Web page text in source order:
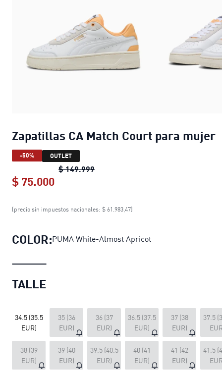
Zapatillas CA Match Court para mujer
-50% OUTLET
$ 149.999Zapatillas CA Match Court para
$ 75.000
Zapatillas CA Match Court para
(precio sin impuestos nacionales: $ 61.983,47)
COLOR:PUMA White-Almost Apricot
TALLE
34.5 (35.5
EUR)
35 (36
EUR)
36 (37
EUR)
36.5 (37.5
EUR)
37 (38
EUR)
37.5
38 (39
EUR)
39 (40
EUR)
39.5 (40.5
EUR)
40 (41
EUR)
41 (42
EUR)
41.5